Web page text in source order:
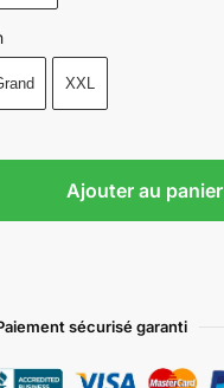
XXL
Ajouter au panier
sécurisé garanti